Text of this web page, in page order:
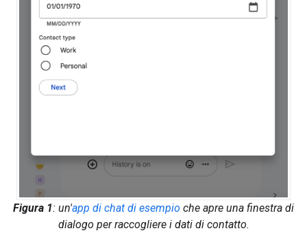
Figura 1: un'app di chat di esempio che apre una finestra di
dialogo per raccogliere i dati di contatto.